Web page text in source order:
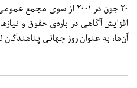
۲۰ جون در ۲۰۰۱ از سوی
افزایش آگاهی در باره‌ی حقوق و
آن‌ها، به عنوان روز جهانی